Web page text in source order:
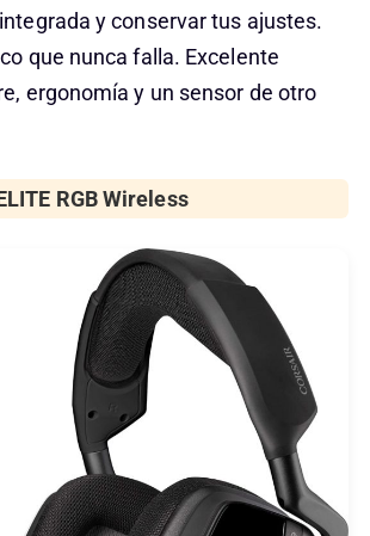
y conservar tus ajustes.
que nunca falla. Excelente
ergonomía y un sensor de otro
RGB Wireless